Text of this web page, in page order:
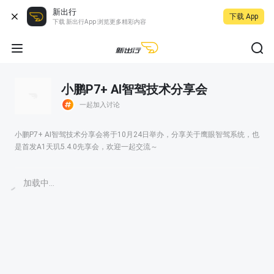
新出行
下载 新出行App 浏览更多精彩内容
下载 App
小鹏P7+ AI智驾技术分享会
一起加入讨论
小鹏P7+ AI智驾技术分享会将于10月24日举办，分享关于鹰眼智驾系统，也
是首发A1天玑5.4.0先享会，欢迎一起交流～
加载中...